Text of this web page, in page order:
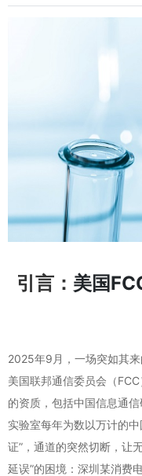
引言： 美国
2025年9月，一场突如其
美国联邦通信委员会（
的资质，包括中国信息通
实验室每年为数以万计的
证”，通道的突然切断，让
延误”的困境：深圳某消费